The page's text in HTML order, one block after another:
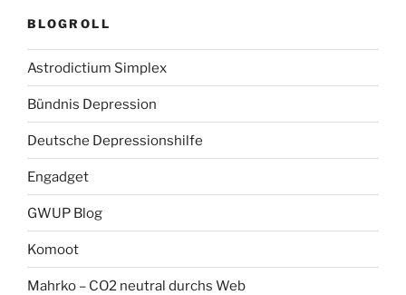
BLOGROLL
Astrodictium Simplex
Bündnis Depression
Deutsche Depressionshilfe
Engadget
GWUP Blog
Komoot
Mahrko – CO2 neutral durchs Web